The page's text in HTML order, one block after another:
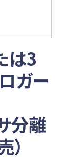
は3
ガー
分離